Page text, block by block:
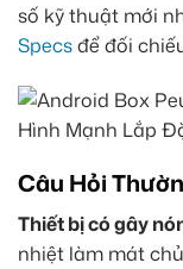
số kỹ thuật mới
Specsđể đối
Câu Hỏi
Thiết bị có gây
nhiệt làm mát